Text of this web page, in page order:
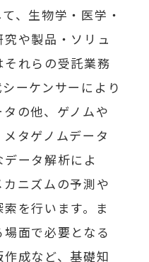
、生物学・医学・
や製品・ソリュ
れらの受託業務
ーケンサーにより
の他、ゲノムや
タゲノムデータ
ータ解析によ
ニズムの予測や
を行います。ま
面で必要となる
成など、基礎知